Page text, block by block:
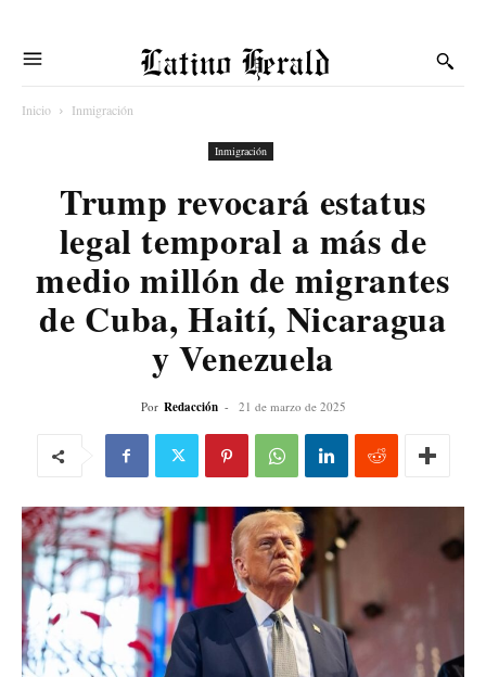
Latino Herald
Inicio Inmigración
Inmigración
Trump revocará estatus
legal temporal a más de
medio millón de migrantes
de Cuba, Haití, Nicaragua
y Venezuela
Por Redacción - 21 de marzo de 2025